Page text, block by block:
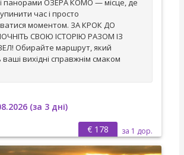
панорами ОЗЕРА КОМО — місце, де
час і просто
моментом. ЗА КРОК ДО
СВОЮ ІСТОРІЮ РАЗОМ ІЗ
Обирайте маршрут, який
вихідні справжнім смаком
(за 3 дні)
€ 178
за 1 дор.